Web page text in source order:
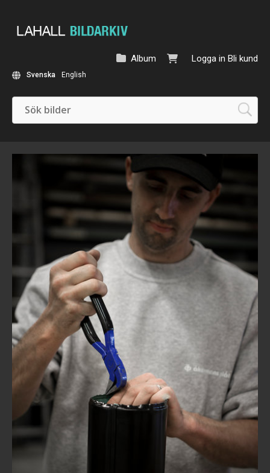
Logga in Bli kund
Album
Svenska English